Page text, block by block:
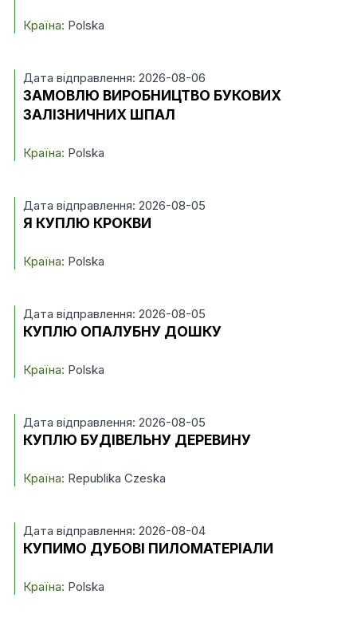
Країна: Polska
Дата відправлення: 2026-08-06
ЗАМОВЛЮ ВИРОБНИЦТВО БУКОВИХ
ЗАЛІЗНИЧНИХ ШПАЛ
Країна: Polska
Дата відправлення: 2026-08-05
Я КУПЛЮ КРОКВИ
Країна: Polska
Дата відправлення: 2026-08-05
КУПЛЮ ОПАЛУБНУ ДОШКУ
Країна: Polska
Дата відправлення: 2026-08-05
КУПЛЮ БУДІВЕЛЬНУ ДЕРЕВИНУ
Країна: Republika Czeska
Дата відправлення: 2026-08-04
КУПИМО ДУБОВІ ПИЛОМАТЕРІАЛИ
Країна: Polska